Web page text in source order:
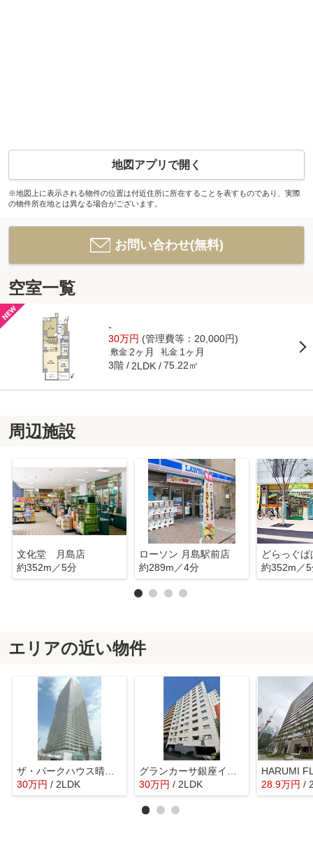
地図アプリで開く
※地図上に表示される物件の位置は付近住所に所在することを表すものであり、実際
の物件所在地とは異なる場合がございます。
お問い合わせ(無料)
空室一覧
-
30万円 (管理費等：20,000円)
敷金 2ヶ月 礼金 1ヶ月
3階 2LDK 75.22㎡
周辺施設
文化堂 月島店
約352m／5分
ローソン 月島駅前店
約289m／4分
約352m／
エリアの近い物件
ザ・パークハウス晴海タワーズティアロレジデンス
30万円 / 2LDK
30万円 / 2LDK 28.9万円 /